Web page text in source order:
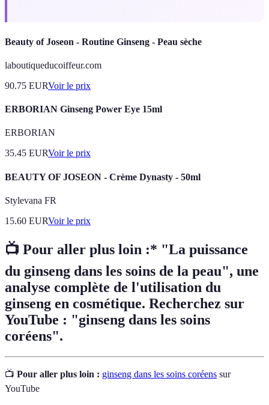
Beauty of Joseon - Routine Ginseng - Peau sèche
laboutiqueducoiffeur.com
90.75 EURVoir le prix
ERBORIAN Ginseng Power Eye 15ml
ERBORIAN
35.45 EURVoir le prix
BEAUTY OF JOSEON - Crème Dynasty - 50ml
Stylevana FR
15.60 EURVoir le prix
📺 Pour aller plus loin :* "La puissance
du ginseng dans les soins de la peau", une
analyse complète de l'utilisation du
ginseng en cosmétique. Recherchez sur
YouTube : "ginseng dans les soins
coréens".
📺 Pour aller plus loin : ginseng dans les soins coréens sur
YouTube